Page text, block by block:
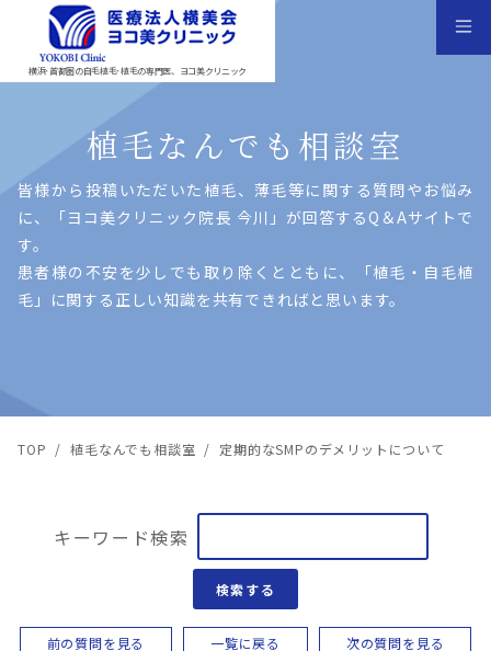
横浜･首都圏の自毛植毛･植毛の専門医、ヨコ美クリニック
植毛なんでも相談室
皆様から投稿いただいた植⽑、薄⽑等に関する質問やお悩み
に、「ヨコ美クリニック院⻑ 今川」が回答するQ＆Aサイトで
す。
患者様の不安を少しでも取り除くとともに、「植⽑・⾃⽑植
⽑」に関する正しい知識を共有できればと思います。
TOP / 植毛なんでも相談室 / 定期的なSMPのデメリットについて
キーワード検索
検索する
前の質問を見る 一覧に戻る 次の質問を見る